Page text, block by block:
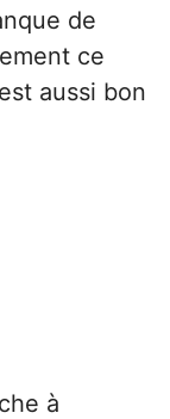
de
ce
aussi bon
à